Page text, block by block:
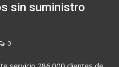
sin suministro
0